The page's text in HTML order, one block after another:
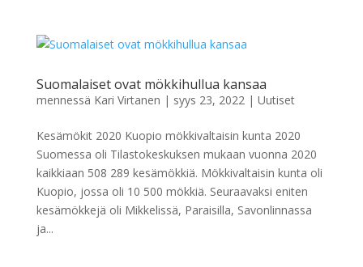
Suomalaiset ovat mökkihullua kansaa
mennessä Kari Virtanen | syys 23, 2022| Uutiset
Kesämökit 2020 Kuopio mökkivaltaisin kunta 2020
Suomessa oli Tilastokeskuksen mukaan vuonna 2020
kaikkiaan 508 289 kesämökkiä. Mökkivaltaisin kunta oli
Kuopio, jossa oli 10 500 mökkiä. Seuraavaksi eniten
kesämökkejä oli Mikkelissä, Paraisilla, Savonlinnassa
ja...